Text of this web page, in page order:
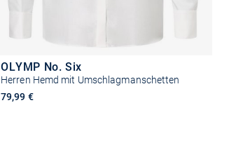
OLYMP No. Six
Herren Hemd mit Umschlagmanschetten
79,99 €